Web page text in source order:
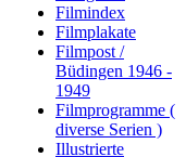
Filmindex
Filmplakate
Filmpost /
Büdingen 1946 -
1949
Filmprogramme (
diverse Serien )
Illustrierte